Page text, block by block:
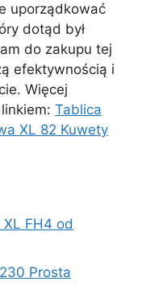
uporządkować
dotąd był
do zakupu tej
efektywnością i
Więcej
Tablica
XL 82 Kuwety
FH4 od
Prosta